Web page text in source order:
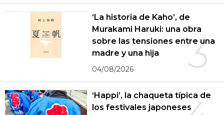
3
‘La historia de Kaho’, de
Murakami Haruki: una obra
sobre las tensiones entre una
madre y una hija
04/08/2026
‘Happi’, la chaqueta típica de
los festivales japoneses